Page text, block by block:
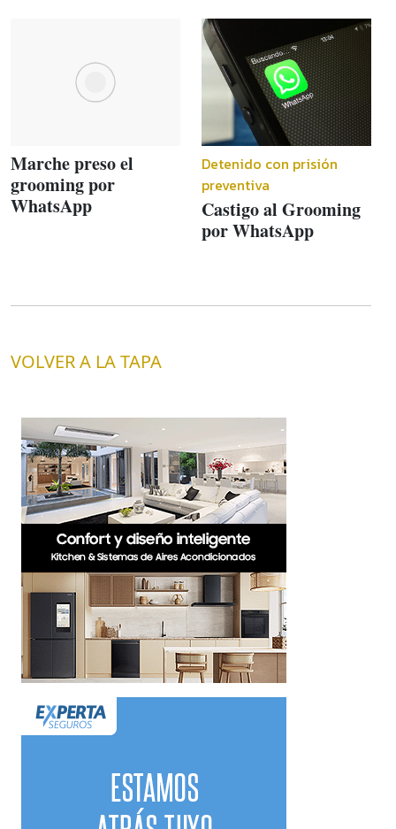
Marche preso el
grooming por
WhatsApp
Detenido con prisión
preventiva
Castigo al Grooming
por WhatsApp
VOLVER A LA TAPA